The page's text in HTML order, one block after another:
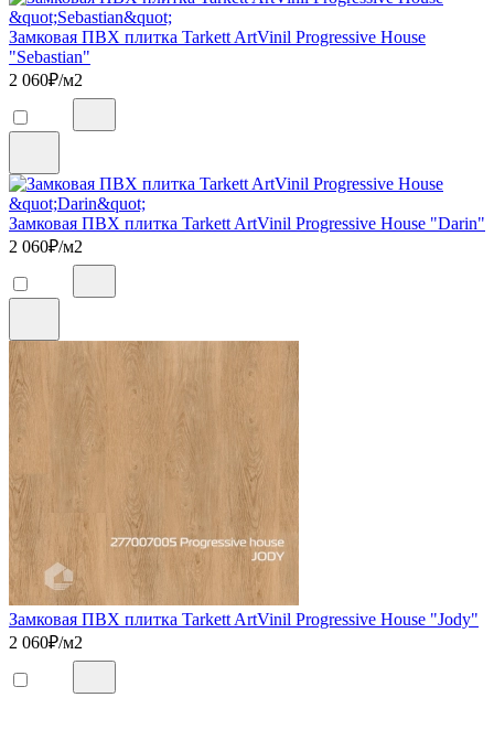
Замковая ПВХ плитка Tarkett ArtVinil Progressive House
"Sebastian"
2 060₽/м2
Замковая ПВХ плитка Tarkett ArtVinil Progressive House "Darin"
2 060₽/м2
Замковая ПВХ плитка Tarkett ArtVinil Progressive House "Jody"
2 060₽/м2